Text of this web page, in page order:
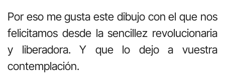
Por eso me gusta este dibujo con el que nos
felicitamos desde la sencillez revolucionaria
y liberadora. Y que lo dejo a vuestra
contemplación.